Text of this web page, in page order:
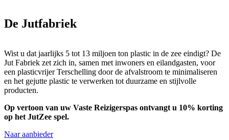
De Jutfabriek
Wist u dat jaarlijks 5 tot 13 miljoen ton plastic in de zee eindigt? De
Jut Fabriek zet zich in, samen met inwoners en eilandgasten, voor
een plasticvrijer Terschelling door de afvalstroom te minimaliseren
en het gejutte plastic te verwerken tot duurzame en stijlvolle
producten.
Op vertoon van uw Vaste Reizigerspas ontvangt u 10% korting
op het JutZee spel.
Naar aanbieder